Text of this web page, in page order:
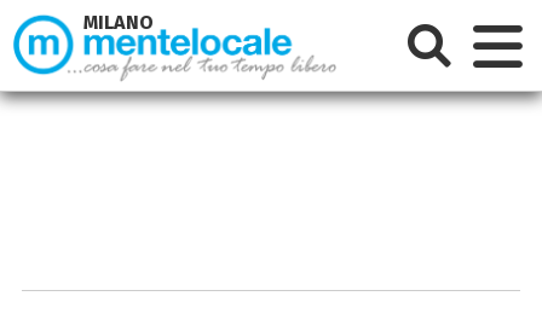
MILANO